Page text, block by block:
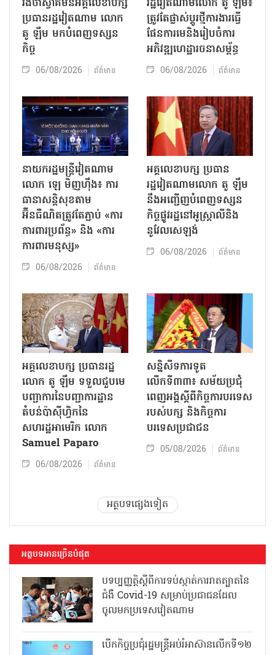
រង់ចាំស្វាគមន៍អគ្គលេខាបក្ស
ប្រធានរដ្ឋវៀតណាម លោក
តូ ឡឹម មកបំពេញទស្សន
កិច្ច
06/08/2026 ព័ត៌មាន
រដ្ឋវៀតណាមលោក តូ ឡឹម៖
ត្រូវតែផ្លាស់ប្ដូរថ្មីការងារធ្វើ
ផែនការមេនិងរៀបចំការ
អភិវឌ្ឍហេដ្ឋារចនាសម្ព័ន្ធ
06/08/2026 ព័ត៌មាន
នាយករដ្ឋមន្ត្រីវៀតណាម
លោក ឡេ មិញហ៊ឹង៖ ការ
ធានាសន្តិសុខតាម
អ៊ីនធឺណិតត្រូវតែភ្ជាប់ «ការ
ការពារប្រព័ន្ធ» និង «ការ
ការពារមនុស្ស»
06/08/2026 ព័ត៌មាន
អគ្គលេខាបក្ស ប្រធាន
រដ្ឋវៀតណាមលោក តូ ឡឹម
នឹងអញ្ជើញបំពេញទស្សន
កិច្ចផ្លូវរដ្ឋនៅអូស្ត្រាលីនិង
នូវែលសេឡង់
06/08/2026 ព័ត៌មាន
អគ្គលេខាបក្ស ប្រធានរដ្ឋ
លោក តូ ឡឹម ទទួលជួបមេ
បញ្ជាការនៃបញ្ជាការដ្ឋាន
តំបន់ប៉ាស៊ីហ្វិកនៃ
សហរដ្ឋអាមេរិក លោក
Samuel Paparo
06/08/2026 ព័ត៌មាន
សន្និសីទការទូត
លើកទី៣៣៖ សម័យប្រជុំ
ពេញអង្គស្តីពីកិច្ច​ការបរទេស
របស់​បក្ស និងកិច្ច​ការ
បរទេសប្រជាជន
05/08/2026 ព័ត៌មាន
អត្ថបទផ្សេងទៀត
អត្ថបទអានច្រើនបំផុត
បទប្បញ្ញត្តិស្តីពីការទប់ស្កាត់ការរាតត្បាតនៃ
ជំងឺ Covid-19 សម្រាប់ប្រជាជនដែល
ចូលមកប្រទេសវៀតណាម
បើកកិច្ចប្រជុំរដ្ឋមន្ត្រីអប់រំអាស៊ានលើកទី១២